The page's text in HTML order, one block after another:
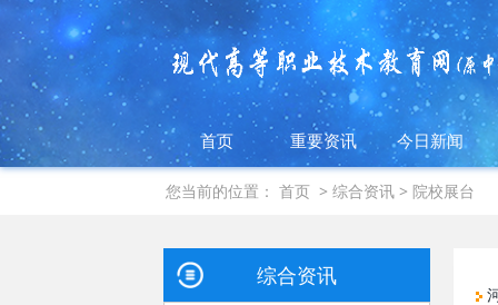
首页 重要资讯 今日新闻
您当前的位置：首页 >综合资讯 >院校展台
综合资讯